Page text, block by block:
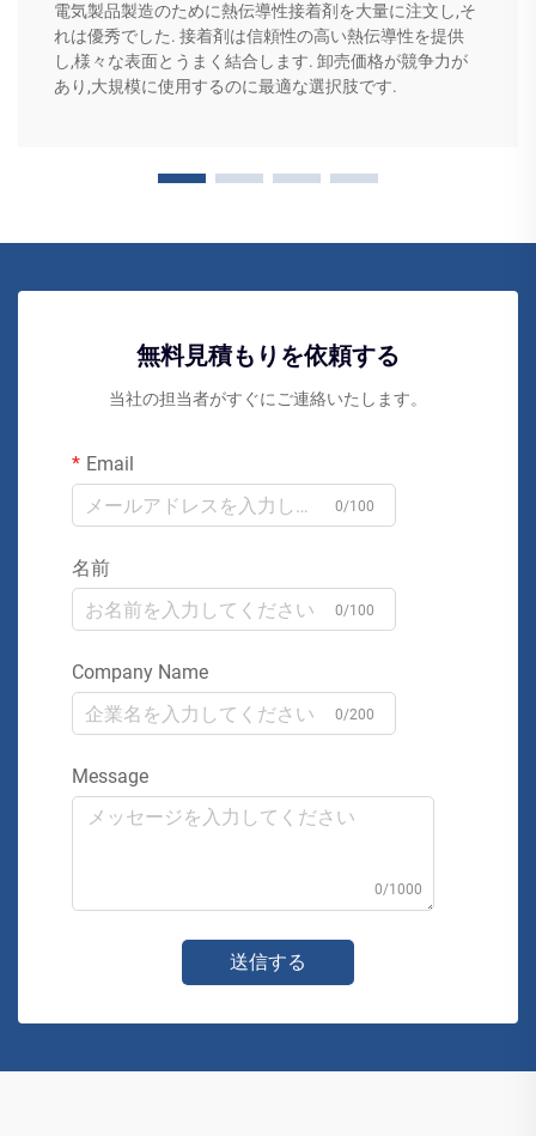
電気製品製造のために熱伝導性接着剤を大量に注文し,そ
れは優秀でした. 接着剤は信頼性の高い熱伝導性を提供
し,様々な表面とうまく結合します. 卸売価格が競争力が
あり,大規模に使用するのに最適な選択肢です.
無料見積もりを依頼する
当社の担当者がすぐにご連絡いたします。
Email
0/100
名前
0/100
Company Name
0/200
Message
0/1000
送信する